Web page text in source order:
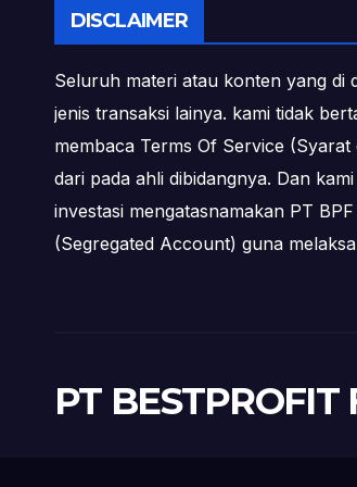
DISCLAIMER
Seluruh materi atau konten yang di
jenis transaksi lainya. kami tidak
membaca Terms Of Service
dari pada ahli dibidangnya. Dan
investasi mengatasnamakan PT
(Segregated Account) guna
PT BESTPROFIT